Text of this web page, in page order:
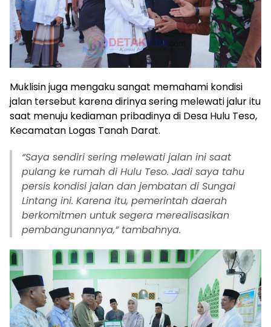
Muklisin juga mengaku sangat memahami kondisi
jalan tersebut karena dirinya sering melewati jalur itu
saat menuju kediaman pribadinya di Desa Hulu Teso,
Kecamatan Logas Tanah Darat.
“Saya sendiri sering melewati jalan ini saat
pulang ke rumah di Hulu Teso. Jadi saya tahu
persis kondisi jalan dan jembatan di Sungai
Lintang ini. Karena itu, pemerintah daerah
berkomitmen untuk segera merealisasikan
pembangunannya,” tambahnya.